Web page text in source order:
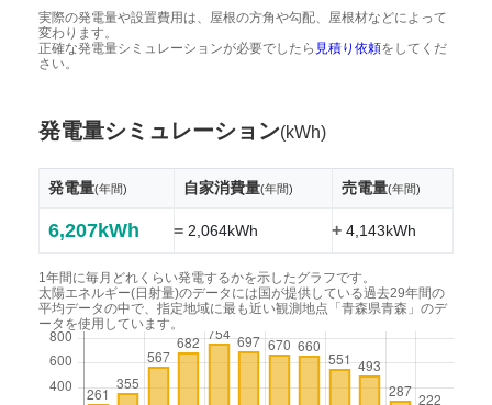
実際の発電量や設置費用は、屋根の方角や勾配、屋根材などによって
変わります。
正確な発電量シミュレーションが必要でしたら 見積り依頼をしてくだ
さい。
発電量シミュレーション(kWh)
発電量(年間) 自家消費量(年間) 売電量(年間)
6,207kWh =2,064kWh +4,143kWh
1年間に毎月どれくらい発電するかを示したグラフです。
太陽エネルギー(日射量)のデータには国が提供している過去29年間の
平均データの中で、指定地域に最も近い観測地点「青森県青森」のデ
ータを使用しています。